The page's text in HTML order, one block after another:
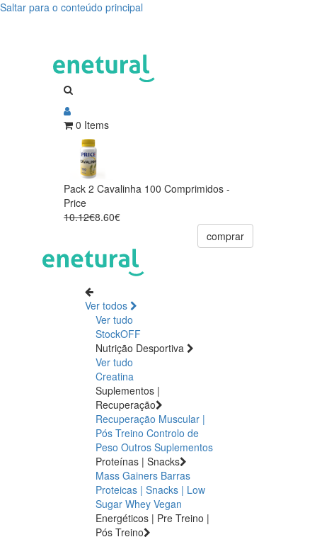
Saltar para o conteúdo principal
0 Items
Pack 2 Cavalinha 100 Comprimidos -
Price
10.12€8.60€
comprar
Ver todos
Ver tudo
StockOFF
Nutrição Desportiva
Ver tudo
Creatina
Suplementos |
Recuperação
Recuperação Muscular |
Pós Treino Controlo de
Peso Outros Suplementos
Proteínas | Snacks
Mass Gainers Barras
Proteicas | Snacks | Low
Sugar Whey Vegan
Energéticos | Pre Treino |
Pós Treino